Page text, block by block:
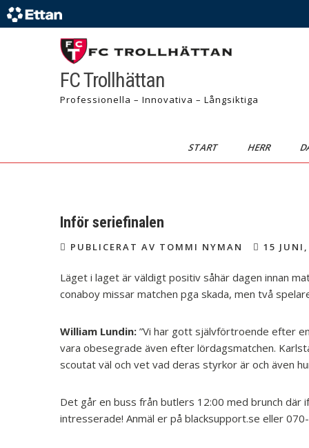
FC Trollhättan
Professionella – Innovativa – Långsiktiga
START HERR
Inför seriefinalen
PUBLICERAT AV TOMMI NYMAN 15
Läget i laget är väldigt positiv såhär dagen innan
conaboy missar matchen pga skada, men två
William Lundin: ”Vi har gott självförtroende efter
vara obesegrade även efter lördagsmatchen.
scoutat väl och vet vad deras styrkor är och även
Det går en buss från butlers 12:00 med brunch där
intresserade! Anmäl er på blacksupport.se eller